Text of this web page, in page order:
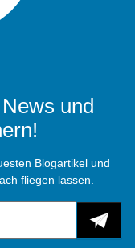
und
Blogartikel und
fliegen lassen.